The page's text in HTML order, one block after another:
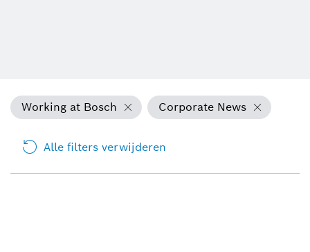
Working at Bosch Corporate News
Alle filters verwijderen